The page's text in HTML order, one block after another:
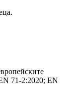
71-2:2020; EN